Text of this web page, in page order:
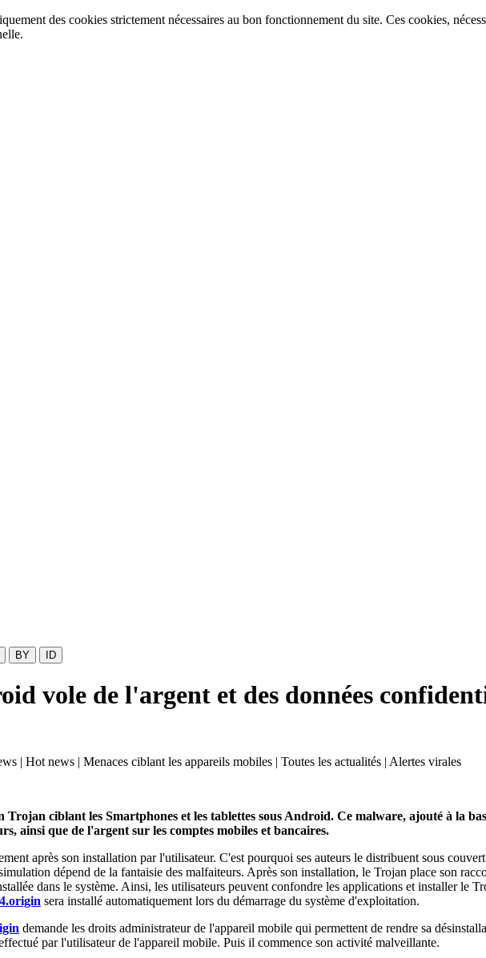
des cookies strictement nécessaires au bon fonctionnement du site. Ces cookies,
BY ID
vole de l'argent et des données
| Hot news | Menaces ciblant les appareils mobiles | Toutes les actualités | Alertes virales
Trojan ciblant les Smartphones et les tablettes sous Android. Ce malware, ajouté à la
ainsi que de l'argent sur les comptes mobiles et bancaires.
après son installation par l'utilisateur. C'est pourquoi ses auteurs le distribuent sous
dépend de la fantaisie des malfaiteurs. Après son installation, le Trojan place son
dans le système. Ainsi, les utilisateurs peuvent confondre les applications et installer le
sera installé automatiquement lors du démarrage du système d'exploitation.
demande les droits administrateur de l'appareil mobile qui permettent de rendre sa
par l'utilisateur de l'appareil mobile. Puis il commence son activité malveillante.